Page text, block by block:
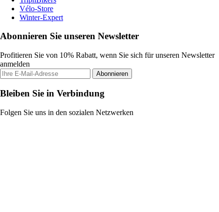
Vélo-Store
Winter-Expert
Abonnieren Sie unseren Newsletter
Profitieren Sie von 10% Rabatt, wenn Sie sich für unseren Newsletter
anmelden
Abonnieren
Bleiben Sie in Verbindung
Folgen Sie uns in den sozialen Netzwerken